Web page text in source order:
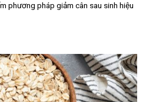
phương pháp giảm cân sau sinh hiệu